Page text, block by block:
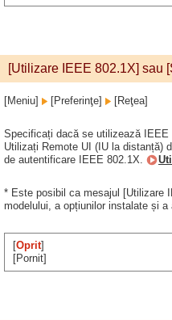
[Utilizare IEEE 802.1X] sau
[Meniu] [Preferinţe] [Reţea]
Specificați dacă se utilizează IEEE
Utilizați Remote UI (IU la distanță)
de autentificare IEEE 802.1X.
* Este posibil ca mesajul [Utilizare
modelului, a opțiunilor instalate și a
[Oprit]
[Pornit]